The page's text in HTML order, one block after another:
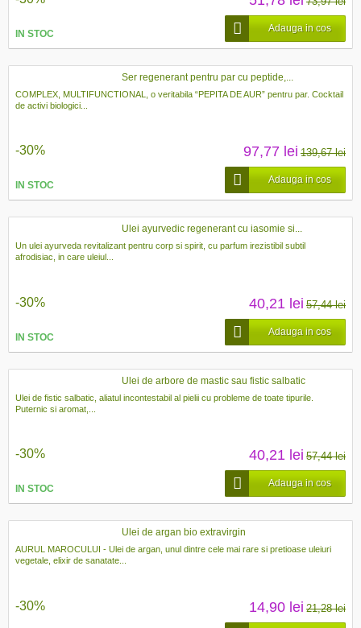
IN STOC
Adauga in cos
Ser regenerant pentru par cu peptide,...
COMPLEX, MULTIFUNCTIONAL, o veritabila “PEPITA DE AUR” pentru par. Cocktail
de activi biologici...
-30% 97,77 lei 139,67 lei
IN STOC
Adauga in cos
Ulei ayurvedic regenerant cu iasomie si...
Un ulei ayurveda revitalizant pentru corp si spirit, cu parfum irezistibil subtil
afrodisiac, in care uleiul...
-30% 40,21 lei 57,44 lei
IN STOC
Adauga in cos
Ulei de arbore de mastic sau fistic salbatic
Ulei de fistic salbatic, aliatul incontestabil al pielii cu probleme de toate tipurile.
Puternic si aromat,...
-30% 40,21 lei 57,44 lei
IN STOC
Adauga in cos
Ulei de argan bio extravirgin
AURUL MAROCULUI - Ulei de argan, unul dintre cele mai rare si pretioase uleiuri
vegetale, elixir de sanatate...
-30% 14,90 lei 21,28 lei